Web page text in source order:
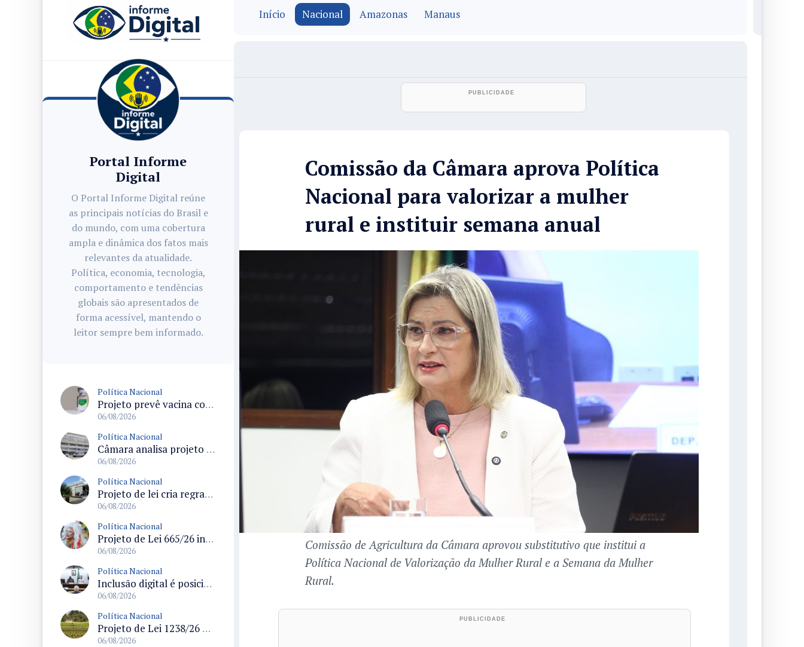
Portal Informe
Digital
O Portal Informe Digital reúne
as principais notícias do Brasil e
do mundo, com uma cobertura
ampla e dinâmica dos fatos mais
relevantes da atualidade.
Política, economia, tecnologia,
comportamento e tendências
globais são apresentados de
forma acessível, mantendo o
leitor sempre bem informado.
Política Nacional
Projeto prevê vacina contra HPV obrigatória e testes moleculares para rastreamento do câncer do colo do útero
06/08/2026
Política Nacional
Câmara analisa projeto que cria Política Nacional de Qualificação e Valorização da Preceptoria na Residência Médica
06/08/2026
Política Nacional
Projeto de lei cria regras para punir litigância abusiva reversa e integrar sistemas do Judiciário
06/08/2026
Política Nacional
Projeto de Lei 665/26 institui política nacional para prevenção ao transfeminicídio e prevê medidas de proteção e reparação
06/08/2026
Política Nacional
Inclusão digital é posicionada como pilar essencial da reurbanização de favelas e periferias
06/08/2026
Política Nacional
Projeto de Lei 1238/26 propõe validação automática do Cadastro Ambiental Rural para imóveis de até quatro módulos fiscais
06/08/2026
Início Nacional Amazonas Manaus
Comissão da Câmara aprova Política
Nacional para valorizar a mulher
rural e instituir semana anual
Comissão de Agricultura da Câmara aprovou substitutivo que institui a
Política Nacional de Valorização da Mulher Rural e a Semana da Mulher
Rural.